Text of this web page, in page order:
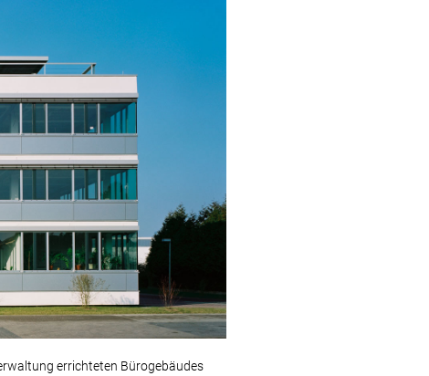
errichteten Bürogebäudes